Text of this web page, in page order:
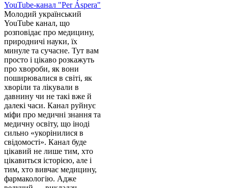
YouTube-канал "Per Áspera"
Молодий український
YouTube канал, що
розповідає про медицину,
природничі науки, їх
минуле та сучасне. Тут вам
просто і цікаво розкажуть
про хвороби, як вони
поширювалися в світі, як
хворіли та лікували в
давнину чи не такі вже й
далекі часи. Канал руйнує
міфи про медичні знання та
медичну освіту, що іноді
сильно «укорінилися в
свідомості». Канал буде
цікавий не лише тим, хто
цікавиться історією, але і
тим, хто вивчає медицину,
фармакологію. Адже